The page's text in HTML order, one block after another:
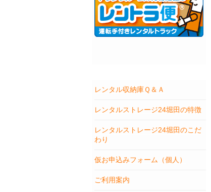
レンタル収納庫Ｑ＆Ａ
レンタルストレージ24堀田の特徴
レンタルストレージ24堀田のこだ
わり
仮お申込みフォーム（個人）
ご利用案内